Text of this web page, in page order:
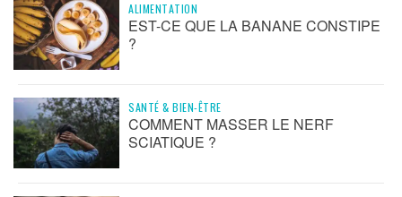
ALIMENTATION
EST-CE QUE LA BANANE CONSTIPE
?
SANTÉ & BIEN-ÊTRE
COMMENT MASSER LE NERF
SCIATIQUE ?